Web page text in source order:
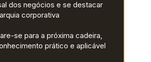
dos negócios e se destacar
corporativa
se para a próxima cadeira,
prático e aplicável